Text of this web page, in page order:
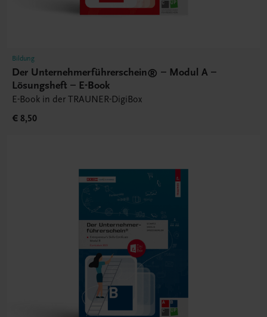
Bildung
Der Unternehmerführerschein® – Modul A –
Lösungsheft – E-Book
E-Book in der TRAUNER-DigiBox
€ 8,50